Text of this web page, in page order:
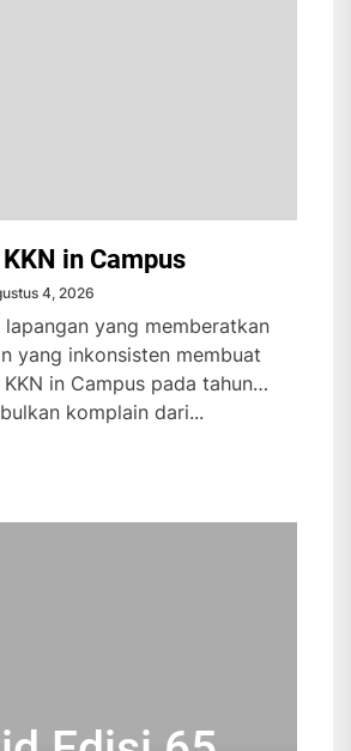
in Campus
4, 2026
lapangan yang memberatkan
yang inkonsisten membuat
in Campus pada tahun
komplain dari...